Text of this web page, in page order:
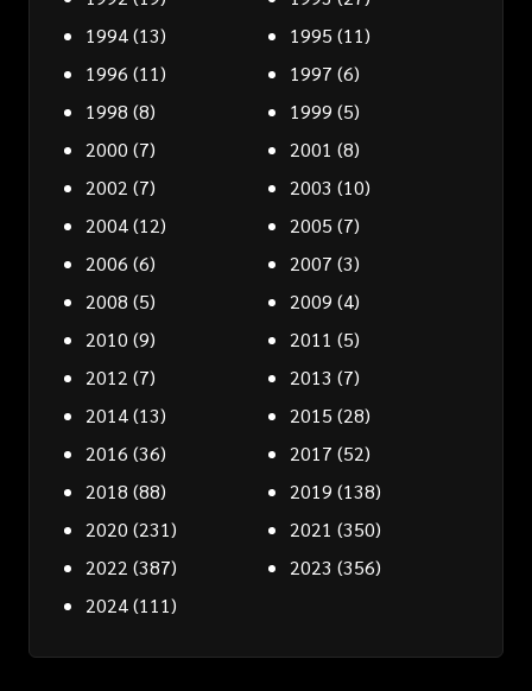
1994(13) 1995 (11)
1996 (11) 1997 (6)
1998 (8) 1999 (5)
2000 (7) 2001 (8)
2002 (7) 2003 (10)
2004(12) 2005 (7)
2006 (6) 2007 (3)
2008 (5) 2009 (4)
2010 (9) 2011 (5)
2012 (7) 2013 (7)
2014(13) 2015 (28)
2016 (36) 2017 (52)
2018 (88) 2019 (138)
2020 (231) 2021 (350)
2022 (387) 2023 (356)
2024(111)